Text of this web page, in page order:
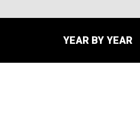
YEAR BY YEAR